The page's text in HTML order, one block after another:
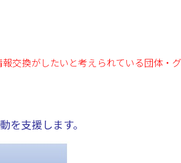
交換がしたいと考えられている団体・
を支援します。